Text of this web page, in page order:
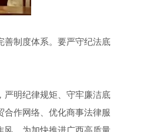
善制度体系。要严守纪法底
严明纪律规矩、守牢廉洁底
合作网络、优化商事法律服